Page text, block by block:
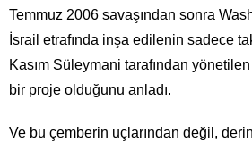
Temmuz 2006 savaşından sonra
İsrail etrafında inşa edilenin sadece
Kasım Süleymani tarafından
bir proje olduğunu anladı.
Ve bu çemberin uçlarından değil,